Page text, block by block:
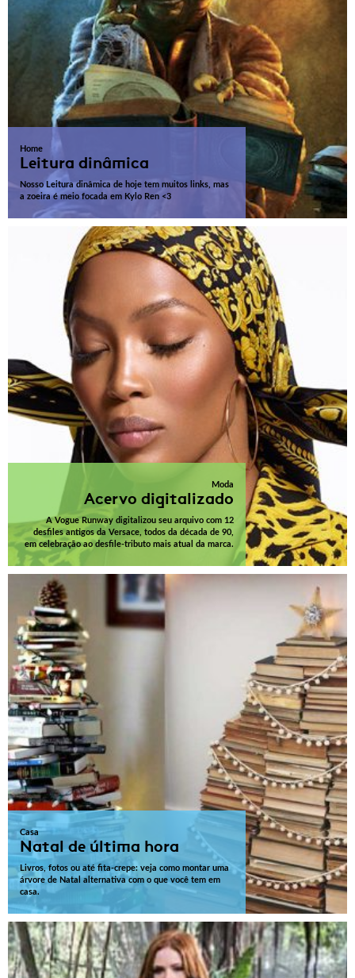
Home
Leitura dinâmica
Nosso Leitura dinâmica de hoje tem muitos links, mas
a zoeira é meio focada em Kylo Ren <3
Moda
Acervo digitalizado
A Vogue Runway digitalizou seu arquivo com 12
desfiles antigos da Versace, todos da década de 90,
em celebração ao desfile-tributo mais atual da marca.
Casa
Natal de última hora
Livros, fotos ou até fita-crepe: veja como montar uma
árvore de Natal alternativa com o que você tem em
casa.